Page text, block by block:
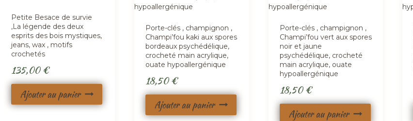
Petite Besace de survie
,La légende des deux
esprits des bois mystiques,
jeans, wax , motifs
crochetés
135,00€
Ajouter au panier
Porte-clés , champignon ,
Champi’fou kaki aux spores
bordeaux psychédélique,
crocheté main acrylique,
ouate hypoallergénique
18,50€
Ajouter au panier
Porte-clés , champignon ,
Champi’fou vert aux spores
noir et jaune
psychédélique, crocheté
main acrylique, ouate
hypoallergénique
18,50€
Ajouter au panier